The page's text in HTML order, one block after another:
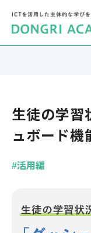
生徒の学習
ュボード機
#活用編